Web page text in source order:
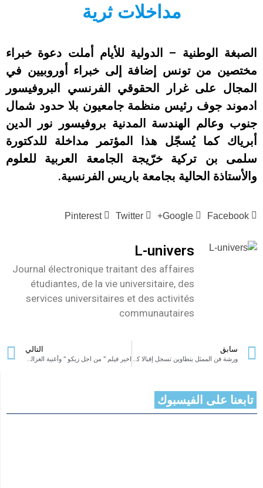
مداخلات ثرية
الصبغة الوطنية – الدولية للأيام أملت دعوة خبراء
مختصين من تونس إضافة إلى خبراء أوروبيين في
المجال على غرار الحقوقي الفرنسي البروفيسور
ادموند جوف رئيس منظمة جامعيون بلا حدود شمال
جنوب وعالم الهندسة المدنية بروفيسور نور الدين
أبرياك كما يُسجّل هذا المؤتمر مداخلة للدكتورة
سلمى بن تركية خرّيجة الجامعة العربية للعلوم
والأستاذة الحالية بجامعة باريس الفرنسية.
Facebook
Google+
Twitter
Pinterest
L-univers
Journal électronique traitant des affaires
étudiantes, de la vie universitaire, des
services universitaires et des activités
communautaires
سابق
ورشة فن الممثل بتطاوين تسجل إقبالا كبيرا للشباب المتعطش للمسرح ونسبة الفتيات المشاركات أكثر من الفتيان
التالي
اخير فيلم ” من اجل زيكو ” وأغنية الغزالة رايقة في جميع القاعات بتونس
تابعنا على الفيسبوك